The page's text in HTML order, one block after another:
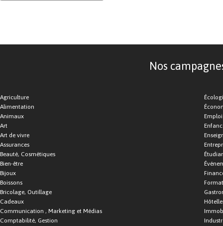
Nos
Agriculture
Alimentation
Animaux
Art
Art de vivre
Assurances
Beauté, Cosmétiques
Bien-être
Bijoux
Boissons
Bricolage, Outillage
Cadeaux
Communication , Marketing et Médias
Comptabilité, Gestion
Emploi